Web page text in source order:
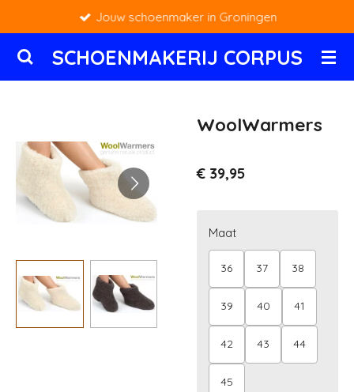
naar
de
SCHOENMAKERIJ CORPUS
Jouw schoenmaker in Groningen
WoolWarmers
€ 39,95
Maat
36 37 38
39 40 41
42 43 44
45